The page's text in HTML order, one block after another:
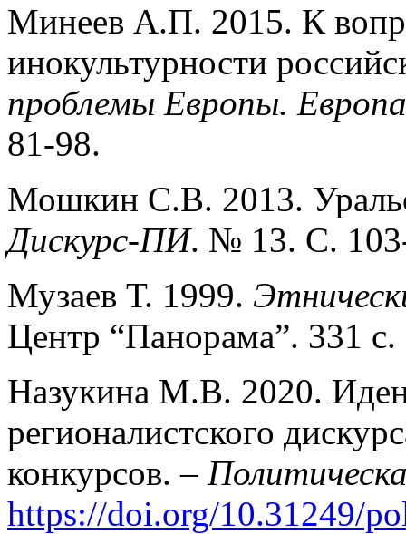
Минеев А.П. 2015. К
инокультурности
проблемы Европы.
81-98.
Мошкин С.В. 2013.
Дискурс-ПИ. № 13. С.
Музаев Т. 1999.
Центр “Панорама”. 331 c.
Назукина М.В. 2020.
регионалистского
конкурсов. –
https://doi.org/10.31249/